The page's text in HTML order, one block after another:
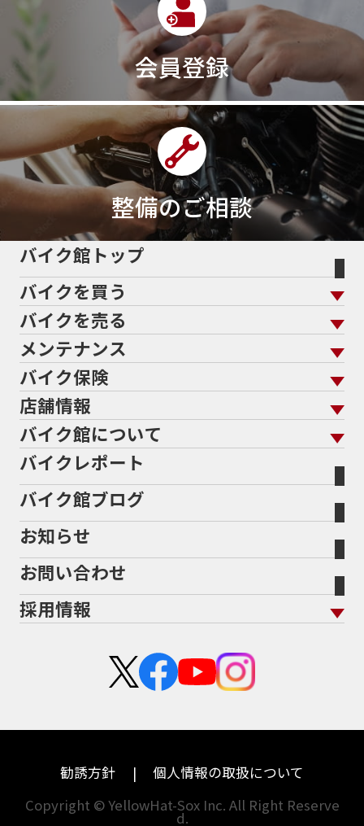
3気筒クロスプレーン3点パニア
3輪スポーツバイク400400X ABS400cc
400ccアメリカン400アメリカン
400ｃｃスポーツ400ｃｃモタード
43馬力464848ps4D94V 4ストローク
4ミニ4月4気筒5/31 5000円 500cc
50cc
50cc新車50cc限定50th Anniversary
50thAnniversary50th記念モデル50周年
50周年記念モデル5600シリーズ
5インチカラーTFT液晶5バルブ5月600cc
60Thモデル 60th
61馬力636cc
689cc690SMCR
701エンデューロ72PS750750cc75th
765773cc800cc80s80万以下
80万以下大型80万円以下82185馬力883
883R890DUKE899 Panigale8月8月11日
8耐8耐見に行きたい
946ml950S950cc
ADDRESSADDRESS 110ADVADV150
ADV160AEROX
AEROX155 ABS
ANNIVERSARYAPEAPE 100 DXAPEX
ARMORED CORE2
Address125
BALIUSⅡBANDIT
BANDIT 1250FBANDIT 1250S
BANDIT1250FBANDIT1250SBBQ
BEETフルエキ
BEETマフラー
BLACKLIMITEDBMW
会員登録
整備のご相談
バイク館トップ
バイクを買う
バイクを買う トップ
バイクを探す
メーカーから探す
色から探す
スタイルから探す
排気量から探す
地域から探す
走行距離から探す
中古車から探す
バイクを売る
バイクを売る トップ
バイク館買取の強み
バイクを高く売るコツ
バイク買取の流れ
全国展開の強み
よくあるご質問
バイク買取強化車両
メーカー別買取相場・
ヤマハ
ホンダ
スズキ
ハーレーダビッドソン
ドゥカティ
トライアンフ
アプリリア
KTM
モトグッツイ
MVアグスタ
他海外ﾒｰｶｰ
メンテナンス
メンテナンス トップ
バイク点検
バイク車検
Bikeep
プロテクションフィルム
バイク保険
バイク保険 トップ
自賠責保険
任意保険
バイク保険無料見積り（現在未加入の方）
バイク保険無料見積り（他社でご加入の方）
盗難保険
店舗情報
店舗情報 トップ
北海道
宮城
福島
茨城
栃木
兵庫
バイク館について
バイク館について トップ
バイク館が選ばれる理由
会社概要
沿革
二輪公正取引協議会加盟店
バイクレポート
バイク館ブログ
お知らせ
お問い合わせ
採用情報
中途採用・アルバイト
勧誘方針
個人情報の取扱について
Copyright © YellowHat-Sox Inc. All Right Reserve
d.